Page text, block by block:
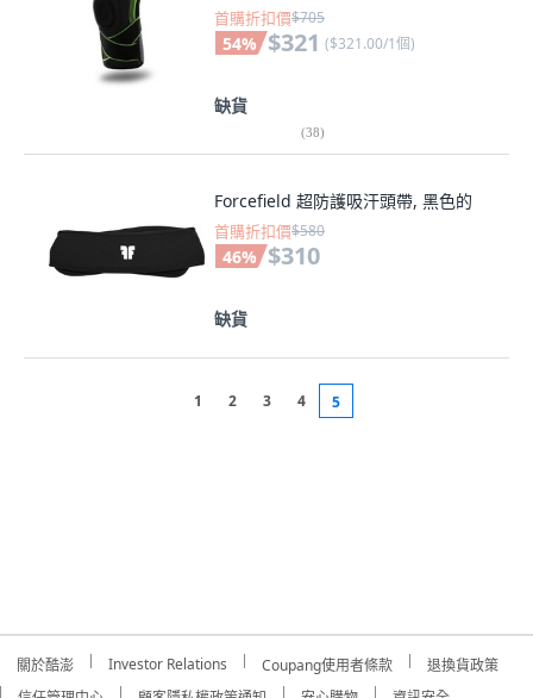
首購折扣價$705
54% $321 ($321.00/1個)
缺貨
(38)
Forcefield 超防護吸汗頭帶, 黑色的
首購折扣價$580
46% $310
缺貨
1 2 3 4 5
關於酷澎 Investor Relations Coupang使用者條款
退換貨政策